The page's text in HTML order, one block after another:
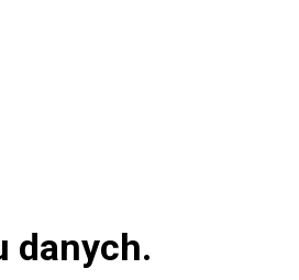
danych.